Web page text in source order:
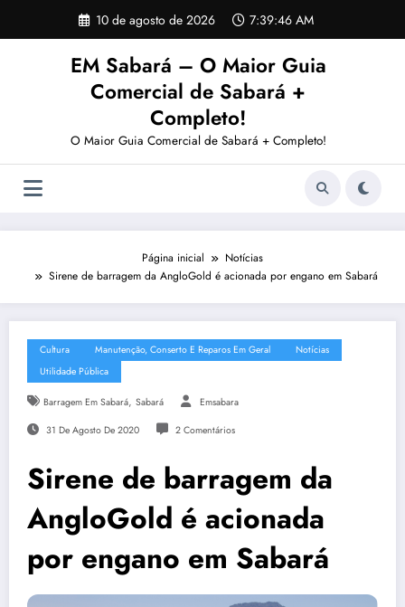
o
10 de agosto de 2026 7:39:47 AM
EM Sabará – O Maior Guia
Comercial de Sabará +
Completo!
O Maior Guia Comercial de Sabará + Completo!
Página inicial
Notícias
Sirene de barragem da AngloGold é acionada por engano em Sabará
Cultura Manutenção, Conserto E Reparos Em Geral
Notícias
Utilidade Pública
Barragem Em Sabará, Sabará Emsabara
31 De Agosto De 2020 2 Comentários
Sirene de barragem da
AngloGold é acionada
por engano em Sabará